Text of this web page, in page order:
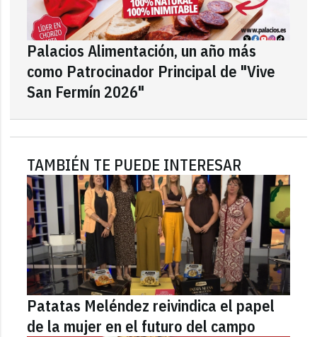
Palacios Alimentación, un año más
como Patrocinador Principal de "Vive
San Fermín 2026"
TAMBIÉN TE PUEDE INTERESAR
Patatas Meléndez reivindica el papel
de la mujer en el futuro del campo